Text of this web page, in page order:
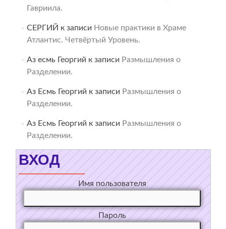
Гавриила.
СЕРГИЙ к записи Новые практики в Храме
Атлантис. Четвёртый Уровень.
Аз есмь Георгий к записи Размышления о
Разделении.
Аз Есмь Георгий к записи Размышления о
Разделении.
Аз Есмь Георгий к записи Размышления о
Разделении.
ВХОД
Имя пользователя
Пароль